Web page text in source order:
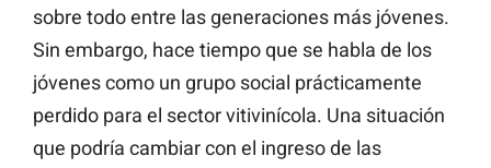
sobre todo entre las generaciones más jóvenes.
Sin embargo, hace tiempo que se habla de los
jóvenes como un grupo social prácticamente
perdido para el sector vitivinícola. Una situación
que podría cambiar con el ingreso de las